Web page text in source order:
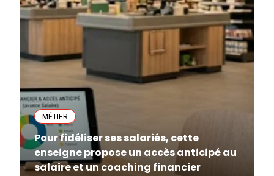
MÉTIER
Pour fidéliser ses salariés, cette
enseigne propose un accès anticipé au
salaire et un coaching financier